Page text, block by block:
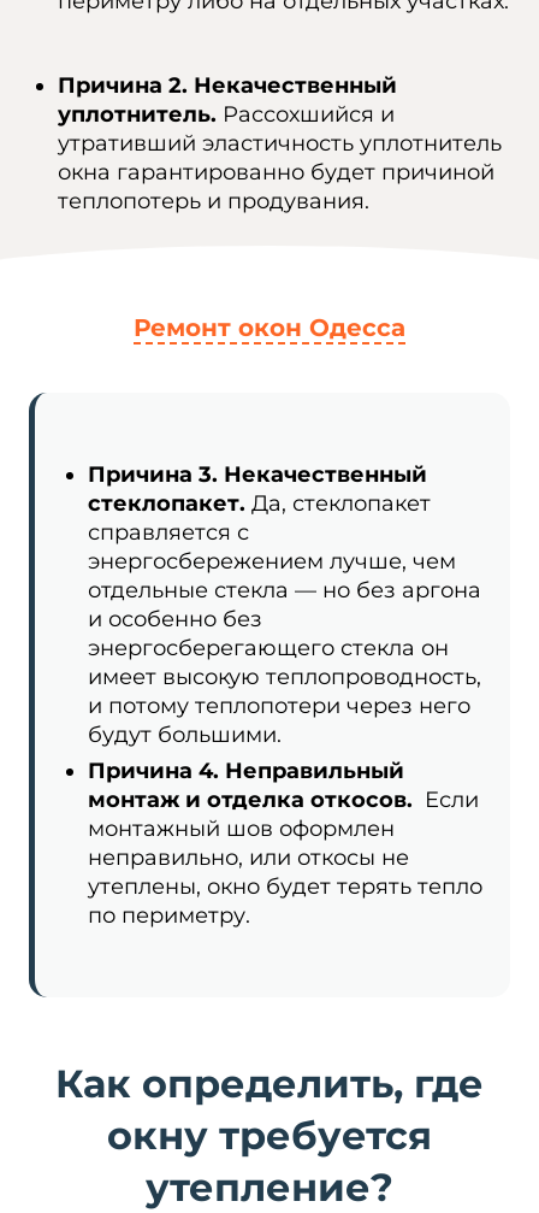
Причина 2. Некачественный
уплотнитель. Рассохшийся и
утративший эластичность уплотнитель
окна гарантированно будет причиной
теплопотерь и продувания.
Ремонт окон Одесса
Причина 3. Некачественный
стеклопакет. Да, стеклопакет
справляется с
энергосбережением лучше, чем
отдельные стекла — но без аргона
и особенно без
энергосберегающего стекла он
имеет высокую теплопроводность,
и потому теплопотери через него
будут большими.
Причина 4. Неправильный
монтаж и отделка откосов. Если
монтажный шов оформлен
неправильно, или откосы не
утеплены, окно будет терять тепло
по периметру.
Как определить, где
окну требуется
утепление?